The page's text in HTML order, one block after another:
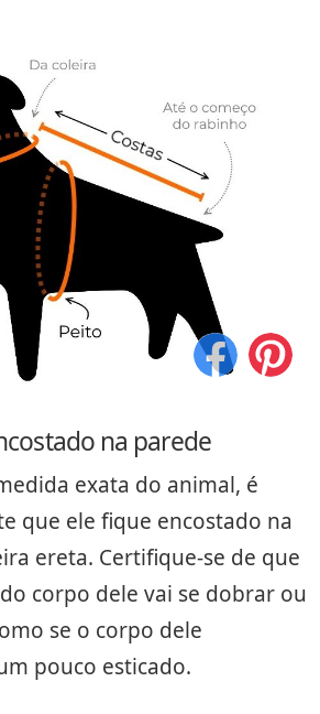
na parede
exata do animal, é
que ele fique encostado na
ereta. Certifique-se de que
corpo dele vai se dobrar ou
se o corpo dele
pouco esticado.